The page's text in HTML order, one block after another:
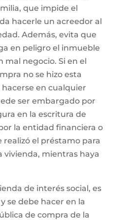
que impide el
hacerle un acreedor al
Además, evita que
en peligro el inmueble
mal negocio. Si en el
no se hizo esta
en cualquier
ser embargado por
en la escritura de
la entidad financiera o
realizó el préstamo para
vivienda, mientras haya
de interés social, es
se debe hacer en la
de compra de la